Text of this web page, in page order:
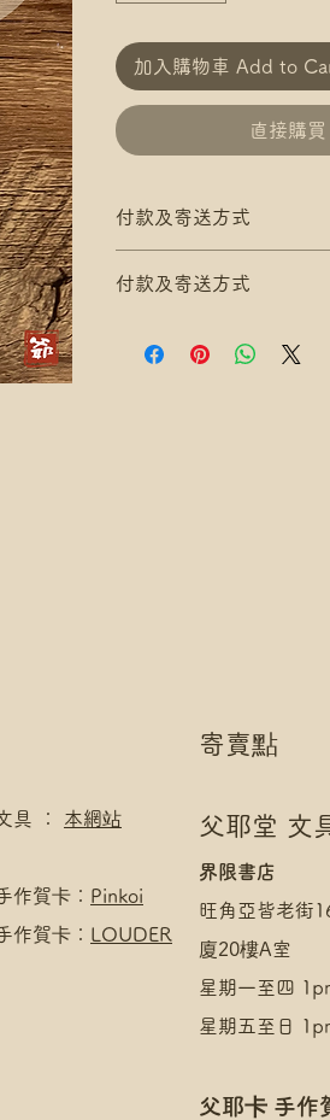
加入購物車 Add to
直接購
付款及寄送方式
滿$300 免 香港郵政 易寄
/ 尚德郵政局)
付款及寄送方式
滿$300 免 香港郵政 易
寄賣點
具 ： 本網站
作賀卡： Pinkoi
作賀卡： LOUDER
父耶堂 文
界限書店
旺角亞皆老街
廈20樓A室
星期一至四
星期五至日
父耶卡 手作